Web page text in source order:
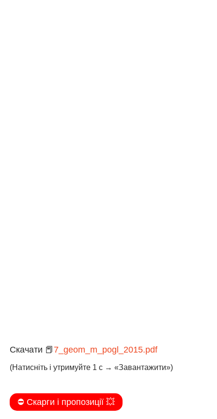
Скачати 📕 7_geom_m_pogl_2015.pdf
(Натисніть і утримуйте 1 с → «Завантажити»)
⛔️ Скарги і пропозиції 💥